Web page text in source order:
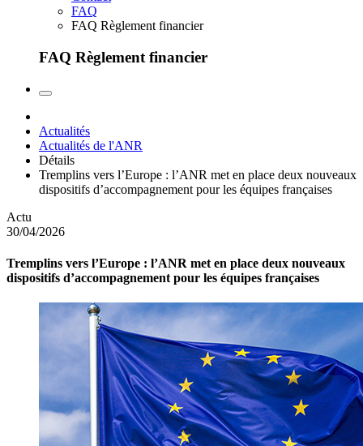
FAQ
FAQ Règlement financier
FAQ Règlement financier
Actualités
Actualités de l'ANR
Détails
Tremplins vers l’Europe : l’ANR met en place deux nouveaux
dispositifs d’accompagnement pour les équipes françaises
Actu
30/04/2026
Tremplins vers l’Europe : l’ANR met en place deux nouveaux
dispositifs d’accompagnement pour les équipes françaises